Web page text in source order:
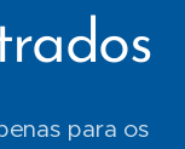
para os